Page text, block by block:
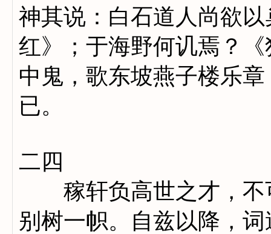
神其说：白石道人尚欲
红》；于海野何讥焉？
中鬼，歌东坡燕子楼乐
已。
二四
稼轩负高世之才，不
别树一帜。自兹以降，